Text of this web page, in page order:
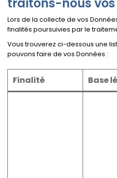
traitons-nous vos
Lors de la collecte de vos
finalités poursuivies par le
Vous trouverez ci-dessous une
pouvons faire de vos Données :
Finalité Base